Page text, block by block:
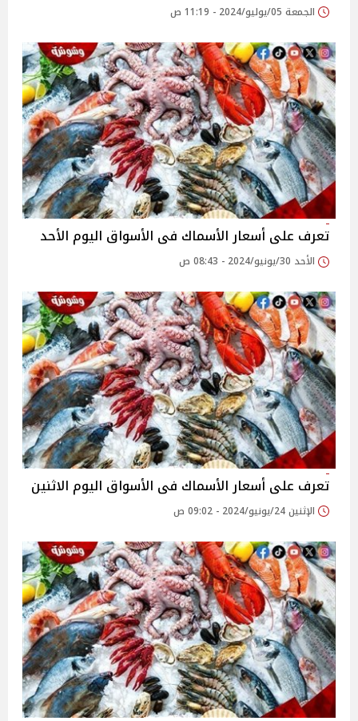
الجمعة 05/يوليو/2024 - 11:19 ص
تعرف على أسعار الأسماك فى الأسواق اليوم الأحد
الأحد 30/يونيو/2024 - 08:43 ص
تعرف على أسعار الأسماك فى الأسواق اليوم الاثنين
الإثنين 24/يونيو/2024 - 09:02 ص